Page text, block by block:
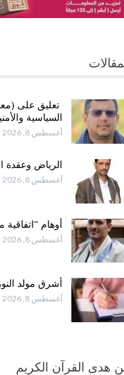
تعليق على
السياسية
أغسطس 8, 2026
الرياض
أغسطس 8, 2026
أوهام “اتفاقية
أغسطس 8, 2026
أشرق مولد
أغسطس 8, 2026
هدى القرآن الكريم